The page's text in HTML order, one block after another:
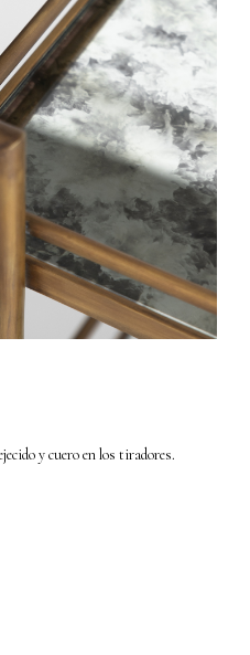
y cuero en los tiradores.